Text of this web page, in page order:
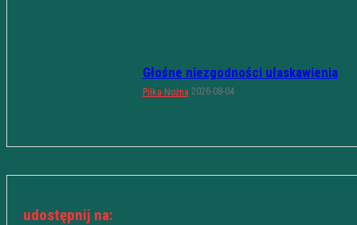
Głośne niezgodności ułaskawienia
Piłka Nożna 2026-08-04
udostępnij na: